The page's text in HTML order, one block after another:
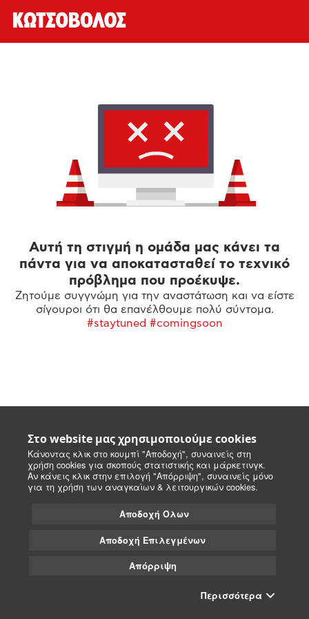
Στο website μας χρησιμοποιούμε cookies
Κάνοντας κλικ στο κουμπί "Αποδοχή", συναινείς στη
χρήση cookies για σκοπούς στατιστικής και μάρκετινγκ.
Αν κάνεις κλικ στην επιλογή "Απόρριψη", συναινείς μόνο
για τη χρήση των αναγκαίων & λειτουργικών cookies.
Αποδοχή Όλων
Αποδοχή Επιλεγμένων
Απόρριψη
Περισσότερα
Αυτή τη στιγμή η ομάδα μας κάνει τα
πάντα για να αποκατασταθεί το τεχνικό
πρόβλημα που προέκυψε.
Ζητούμε συγγνώμη για την αναστάτωση και να είστε
σίγουροι ότι θα επανέλθουμε πολύ σύντομα.
#staytuned #comingsoon